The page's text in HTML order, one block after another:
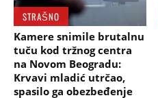
STRAŠNO
Kamere snimile brutalnu
tuču kod tržnog centra
na Novom Beogradu:
Krvavi mladić utrčao,
spasilo ga obezbeđenje